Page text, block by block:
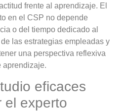
frente al aprendizaje. El
en el CSP no depende
o del tiempo dedicado al
las estrategias empleadas y
una perspectiva reflexiva
aprendizaje.
eficaces
el experto